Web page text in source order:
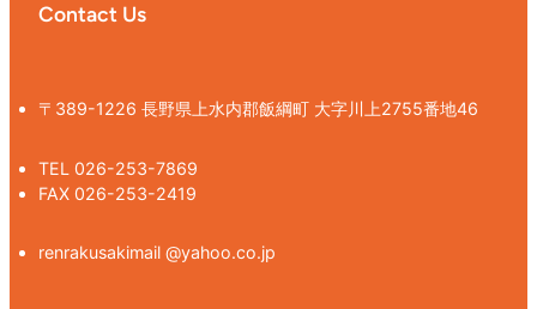
Contact Us
〒389-1226 長野県上水内郡飯綱町 大字川上2755番地46
TEL 026-253-7869
FAX 026-253-2419
renrakusakimail @yahoo.co.jp